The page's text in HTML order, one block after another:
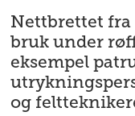
Nettbrettet
bruk under
eksempel
og